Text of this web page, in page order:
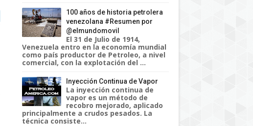
100 años de historia petrolera
venezolana #Resumen por
@elmundomovil
El 31 de Julio de 1914,
Venezuela entro en la economía mundial
como país productor de Petroleo, a nivel
comercial, con la explotación del ...
Inyección Continua de Vapor
La inyección continua de
vapor es un método de
recobro mejorado, aplicado
principalmente a crudos pesados. La
técnica consiste...